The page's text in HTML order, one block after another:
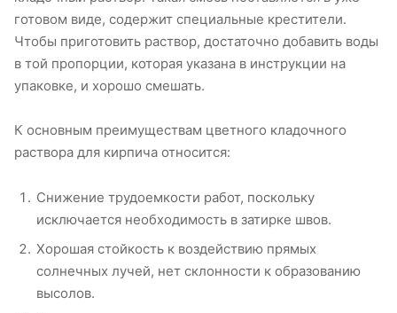
готовом виде, содержит специальные крестители.
Чтобы приготовить раствор, достаточно добавить воды
в той пропорции, которая указана в инструкции на
упаковке, и хорошо смешать.
К основным преимуществам цветного кладочного
раствора для кирпича относится:
Снижение трудоемкости работ, поскольку
исключается необходимость в затирке швов.
Хорошая стойкость к воздействию прямых
солнечных лучей, нет склонности к образованию
высолов.